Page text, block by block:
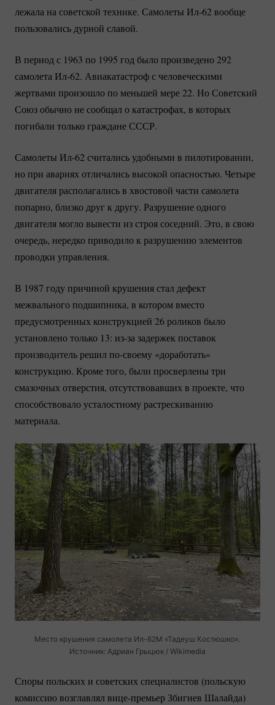
лежала на советской технике. Самолеты Ил-62вообще
пользовались дурной славой.
В период с 1963 по 1995 год было произведено 292
самолета Ил-62. Авиакатастроф с человеческими
жертвами произошло по меньшей мере 22. Но Советский
Союз обычно не сообщал о катастрофах, в которых
погибали только граждане СССР.
Самолеты Ил-62считались удобными в пилотировании,
но при авариях отличались высокой опасностью. Четыре
двигателя располагались в хвостовой части самолета
попарно, близко друг к другу. Разрушение одного
двигателя могло вывести из строя соседний. Это, в свою
очередь, нередко приводило к разрушению элементов
проводки управления.
В 1987 году причиной крушения стал дефект
межвального подшипника, в котором вместо
предусмотренных конструкцией 26 роликов было
установлено только 13: из-за задержек поставок
производитель решил по-своему «доработать»
конструкцию. Кроме того, были просверлены три
смазочных отверстия, отсутствовавших в проекте, что
способствовало усталостному растрескиванию
материала.
Место крушения самолета Ил-62М «Тадеуш Костюшко».
Источник: Адриан Грыцюк / Wikimedia
Споры польских и советских специалистов (польскую
комиссию возглавлял вице-премьер Збигнев Шалайда)